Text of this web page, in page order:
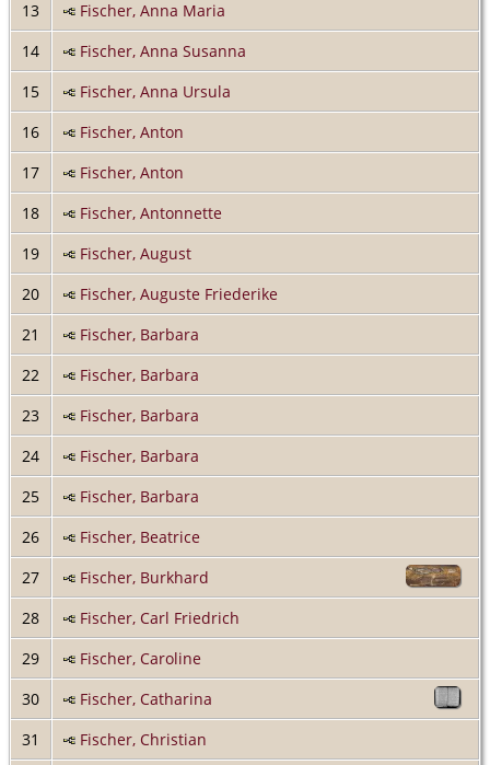
13
Fischer, Anna Maria
14
Fischer, Anna Susanna
15
Fischer, Anna Ursula
16
Fischer, Anton
17
Fischer, Anton
18
Fischer, Antonnette
19
Fischer, August
20
Fischer, Auguste Friederike
21
Fischer, Barbara
22
Fischer, Barbara
23
Fischer, Barbara
24
Fischer, Barbara
25
Fischer, Barbara
26
Fischer, Beatrice
27
Fischer, Burkhard
28
Fischer, Carl Friedrich
29
Fischer, Caroline
30
Fischer, Catharina
31
Fischer, Christian